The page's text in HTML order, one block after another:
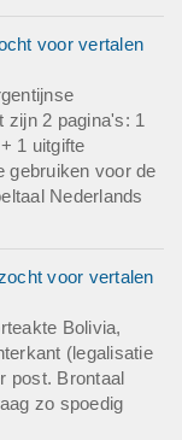
voor vertalen
zijn 2 pagina's: 1
1 uitgifte
gebruiken voor de
Nederlands
voor vertalen
Bolivia,
(legalisatie
post. Brontaal
zo spoedig